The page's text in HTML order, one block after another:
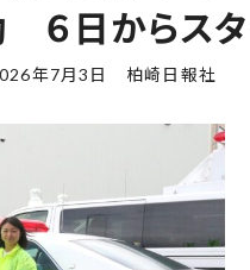
６日からスタ
年7月3日 柏崎日報社